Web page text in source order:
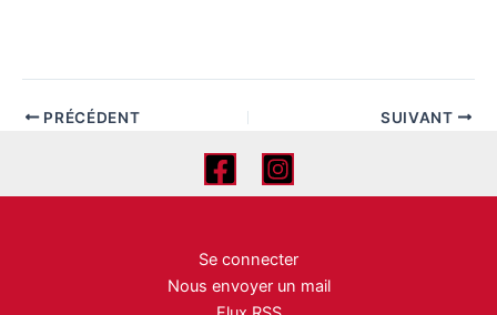
PRÉCÉDENT SUIVANT
Se connecter
Nous envoyer un mail